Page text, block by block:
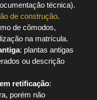
técnica).
de construção.
de cômodos,
na matrícula.
: plantas antigas
ou descrição
retificação:
porém não